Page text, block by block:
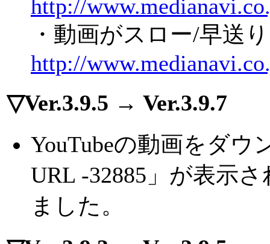
http://
・動画がスロー/早送
http://
▽Ver.3.9.5 → Ver.3.9.7
YouTubeの動画をダ
URL -32885」が表示
ました。